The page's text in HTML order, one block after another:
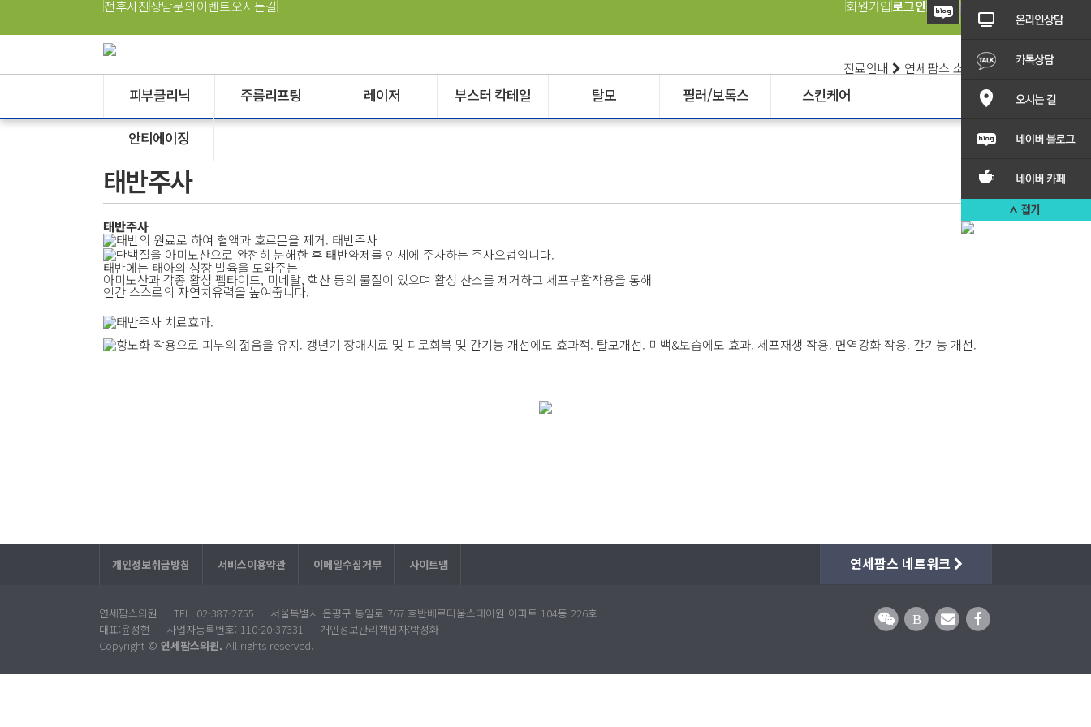
전후사진상담문의이벤트오시는길 회원가입로그인
진료안내 연세팜스 소개
피부클리닉 주름리프팅 레이저 부스터 칵테일 탈모 필러/보톡스 스킨케어
안티에이징
태반주사
태반주사
태반에는 태아의 성장 발육을 도와주는
아미노산과 각종 활성 펩타이드, 미네랄, 핵산 등의 물질이 있으며 활성 산소를 제거하고 세포부활작용을 통해
인간 스스로의 자연치유력을 높여줍니다.
개인정보취급방침 서비스이용약관 이메일수집거부 사이트맵 연세팜스 네트워크
연세팜스의원 TEL. 02-387-2755 서울특별시 은평구 통일로 767 호반베르디움스테이원 아파트 104동 226호
대표:윤정현 사업자등록번호: 110-20-37331 개인정보관리책임자:박정화
Copyright © 연세팜스의원. All rights reserved.
B